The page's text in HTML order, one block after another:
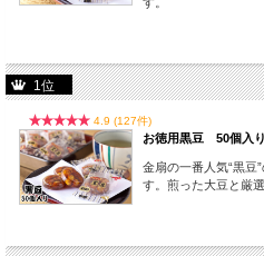
1位
4.9 (127件)
お徳用黒豆 50個入
金扇の一番人気“黒
す。煎った大豆と厳